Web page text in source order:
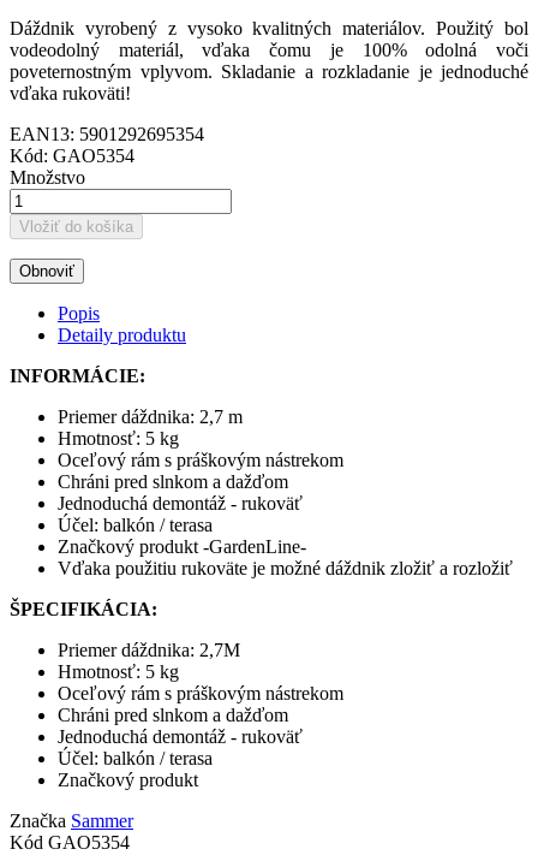
Dáždnik vyrobený z vysoko kvalitných materiálov. Použitý bol
vodeodolný materiál, vďaka čomu je 100% odolná voči
poveternostným vplyvom. Skladanie a rozkladanie je jednoduché
vďaka rukoväti!
EAN13: 5901292695354
Kód: GAO5354
Množstvo
Vložiť do košíka
Popis
Detaily produktu
INFORMÁCIE:
Priemer dáždnika: 2,7 m
Hmotnosť: 5 kg
Oceľový rám s práškovým nástrekom
Chráni pred slnkom a dažďom
Jednoduchá demontáž - rukoväť
Účel: balkón / terasa
Značkový produkt -GardenLine-
Vďaka použitiu rukoväte je možné dáždnik zložiť a rozložiť
ŠPECIFIKÁCIA:
Priemer dáždnika: 2,7M
Hmotnosť: 5 kg
Oceľový rám s práškovým nástrekom
Chráni pred slnkom a dažďom
Jednoduchá demontáž - rukoväť
Účel: balkón / terasa
Značkový produkt
Značka Sammer
Kód GAO5354